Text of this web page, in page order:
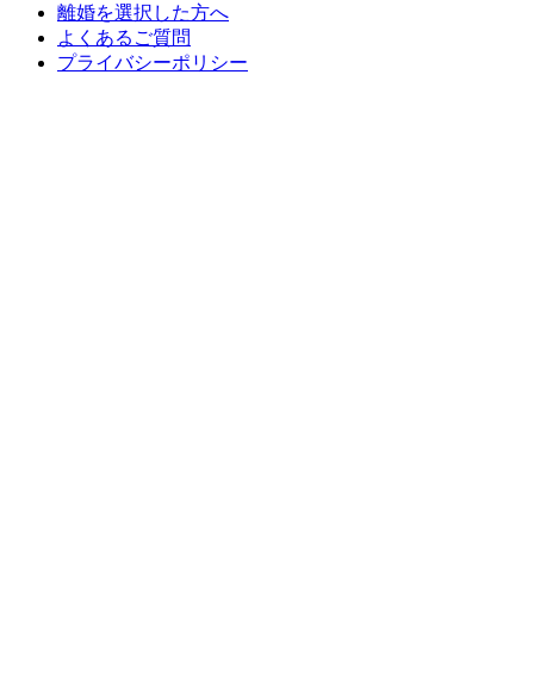
離婚を選択した方へ
よくあるご質問
プライバシーポリシー